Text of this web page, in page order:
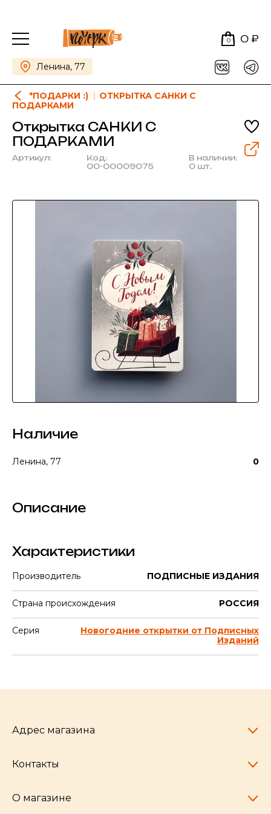
0 0 ₽
Ленина, 77
*ПОДАРКИ :)
ОТКРЫТКА САНКИ С
ПОДАРКАМИ
Открытка САНКИ С
ПОДАРКАМИ
Артикул:
Код:
00-00009075
В наличии:
0 шт.
Наличие
Ленина, 77 0
Описание
Характеристики
Производитель ПОДПИСНЫЕ ИЗДАНИЯ
Страна происхождения РОССИЯ
Серия
Новогодние открытки от Подписных
Изданий
Адрес магазина
Челябинск,
Контакты
pocherkartshop@mail.ru
О магазине